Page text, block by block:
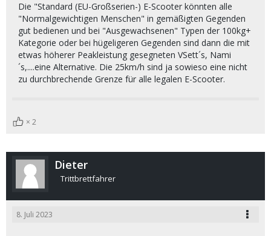
Die "Standard (EU-Großserien-) E-Scooter könnten alle
"Normalgewichtigen Menschen" in gemäßigten Gegenden
gut bedienen und bei "Ausgewachsenen" Typen der 100kg+
Kategorie oder bei hügeligeren Gegenden sind dann die mit
etwas höherer Peakleistung gesegneten VSett´s, Nami
´s,....eine Alternative. Die 25km/h sind ja sowieso eine nicht
zu durchbrechende Grenze für alle legalen E-Scooter.
2
Dieter
Trittbrettfahrer
8. Juli 2023